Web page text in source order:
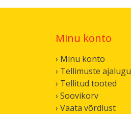
Minu konto
› Minu konto
› Tellimuste ajalugu
› Tellitud tooted
› Soovikorv
› Vaata võrdlust